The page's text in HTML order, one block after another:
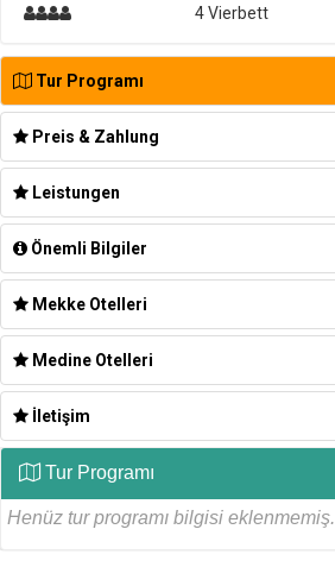
4 Vierbett
Tur Programı
Preis & Zahlung
Leistungen
Önemli Bilgiler
Mekke Otelleri
Medine Otelleri
İletişim
Tur Programı
Henüz tur programı bilgisi eklenmemiş.